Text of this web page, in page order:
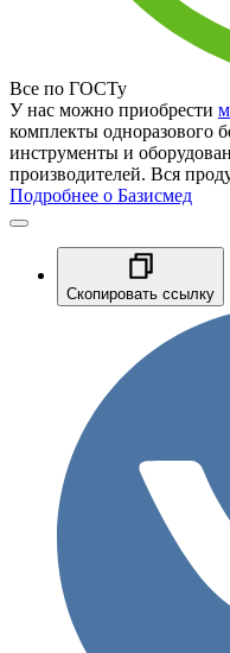
Все по ГОСТу
У нас можно приобрести
комплекты одноразового
инструменты и
производителей. Вся
Подробнее о Базисмед
Скопировать ссылку